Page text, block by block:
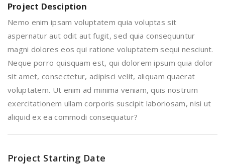
Project Desciption
Nemo enim ipsam voluptatem quia voluptas sit
aspernatur aut odit aut fugit, sed quia consequuntur
magni dolores eos qui ratione voluptatem sequi nesciunt.
Neque porro quisquam est, qui dolorem ipsum quia dolor
sit amet, consectetur, adipisci velit, aliquam quaerat
voluptatem. Ut enim ad minima veniam, quis nostrum
exercitationem ullam corporis suscipit laboriosam, nisi ut
aliquid ex ea commodi consequatur?
Project Starting Date